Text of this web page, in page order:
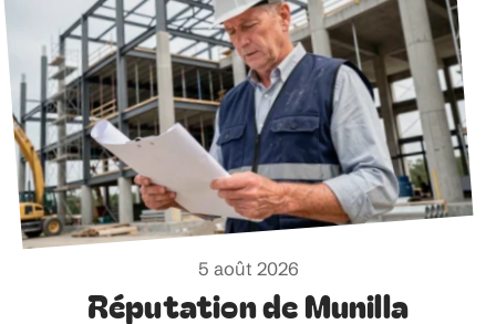
5 août 2026
Réputation de Munilla